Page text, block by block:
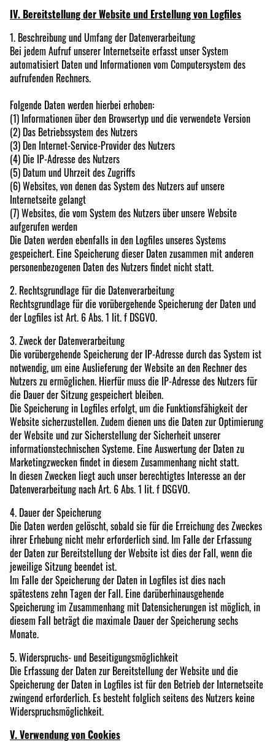
IV. Bereitstellung der Website und Erstellung von Logfiles
1. Beschreibung und Umfang der Datenverarbeitung
Bei jedem Aufruf unserer Internetseite erfasst unser System
automatisiert Daten und Informationen vom Computersystem des
aufrufenden Rechners.
Folgende Daten werden hierbei erhoben:
(1) Informationen über den Browsertyp und die verwendete Version
(2) Das Betriebssystem des Nutzers
(3) Den Internet-Service-Provider des Nutzers
(4) Die IP-Adresse des Nutzers
(5) Datum und Uhrzeit des Zugriffs
(6) Websites, von denen das System des Nutzers auf unsere
Internetseite gelangt
(7) Websites, die vom System des Nutzers über unsere Website
aufgerufen werden
Die Daten werden ebenfalls in den Logfiles unseres Systems
gespeichert. Eine Speicherung dieser Daten zusammen mit anderen
personenbezogenen Daten des Nutzers findet nicht statt.
2. Rechtsgrundlage für die Datenverarbeitung
Rechtsgrundlage für die vorübergehende Speicherung der Daten und
der Logfiles ist Art. 6 Abs. 1 lit. f DSGVO.
3. Zweck der Datenverarbeitung
Die vorübergehende Speicherung der IP-Adresse durch das System ist
notwendig, um eine Auslieferung der Website an den Rechner des
Nutzers zu ermöglichen. Hierfür muss die IP-Adresse des Nutzers für
die Dauer der Sitzung gespeichert bleiben.
Die Speicherung in Logfiles erfolgt, um die Funktionsfähigkeit der
Website sicherzustellen. Zudem dienen uns die Daten zur Optimierung
der Website und zur Sicherstellung der Sicherheit unserer
informationstechnischen Systeme. Eine Auswertung der Daten zu
Marketingzwecken findet in diesem Zusammenhang nicht statt.
In diesen Zwecken liegt auch unser berechtigtes Interesse an der
Datenverarbeitung nach Art. 6 Abs. 1 lit. f DSGVO.
4. Dauer der Speicherung
Die Daten werden gelöscht, sobald sie für die Erreichung des Zweckes
ihrer Erhebung nicht mehr erforderlich sind. Im Falle der Erfassung
der Daten zur Bereitstellung der Website ist dies der Fall, wenn die
jeweilige Sitzung beendet ist.
Im Falle der Speicherung der Daten in Logfiles ist dies nach
spätestens zehn Tagen der Fall. Eine darüberhinausgehende
Speicherung im Zusammenhang mit Datensicherungen ist möglich, in
diesem Fall beträgt die maximale Dauer der Speicherung sechs
Monate.
5. Widerspruchs- und Beseitigungsmöglichkeit
Die Erfassung der Daten zur Bereitstellung der Website und die
Speicherung der Daten in Logfiles ist für den Betrieb der Internetseite
zwingend erforderlich. Es besteht folglich seitens des Nutzers keine
Widerspruchsmöglichkeit.
V. Verwendung von Cookies